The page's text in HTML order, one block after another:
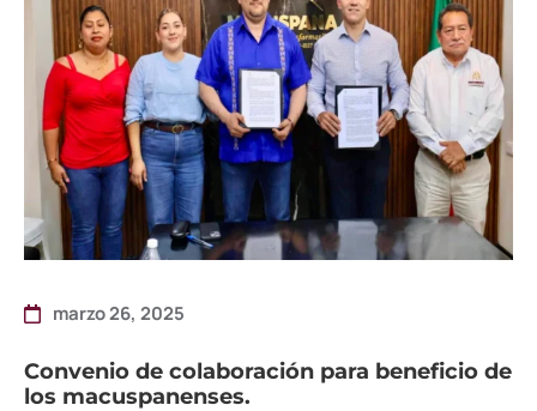
marzo 26, 2025
Convenio de colaboración para beneficio de
los macuspanenses.